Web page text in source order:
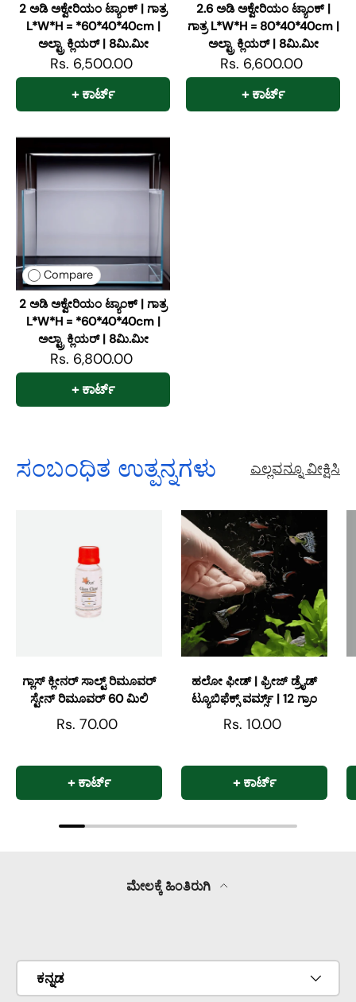
2 ಅಡಿ ಅಕ್ವೇರಿಯಂ ಟ್ಯಾಂಕ್ | ಗಾತ್ರ
L*W*H = *60*40*40cm |
ಅಲ್ಟ್ರಾ ಕ್ಲಿಯರ್ | 8ಮಿ.ಮೀ
Rs. 6,500.00
+ ಕಾರ್ಟ್
2.6 ಅಡಿ ಅಕ್ವೇರಿಯಂ ಟ್ಯಾಂಕ್ |
ಗಾತ್ರ L*W*H = 80*40*40cm |
ಅಲ್ಟ್ರಾ ಕ್ಲಿಯರ್ | 8ಮಿ.ಮೀ
Rs. 6,600.00
+ ಕಾರ್ಟ್
Compare
2 ಅಡಿ ಅಕ್ವೇರಿಯಂ ಟ್ಯಾಂಕ್ | ಗಾತ್ರ
L*W*H = *60*40*40cm |
ಅಲ್ಟ್ರಾ ಕ್ಲಿಯರ್ | 8ಮಿ.ಮೀ
Rs. 6,800.00
+ ಕಾರ್ಟ್
ಸಂಬಂಧಿತ ಉತ್ಪನ್ನಗಳು ಎಲ್ಲವನ್ನೂ ವೀಕ್ಷಿಸಿ
ಗ್ಲಾಸ್ ಕ್ಲೀನರ್ ಸಾಲ್ಟ್ ರಿಮೂವರ್
ಸ್ಟೇನ್ ರಿಮೂವರ್ 60 ಮಿಲಿ
Rs. 70.00
+ ಕಾರ್ಟ್
ಹಲೋ ಫೀಡ್ | ಫ್ರೀಜ್ ಡ್ರೈಡ್
ಟ್ಯೂಬಿಫೆಕ್ಸ್ ವರ್ಮ್ಸ್ | 12 ಗ್ರಾಂ
Rs. 10.00
+ ಕಾರ್ಟ್
ಮೇಲಕ್ಕೆ ಹಿಂತಿರುಗಿ
ಕನ್ನಡ